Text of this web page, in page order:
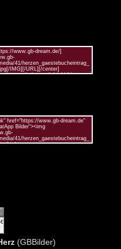
(GBBilder)